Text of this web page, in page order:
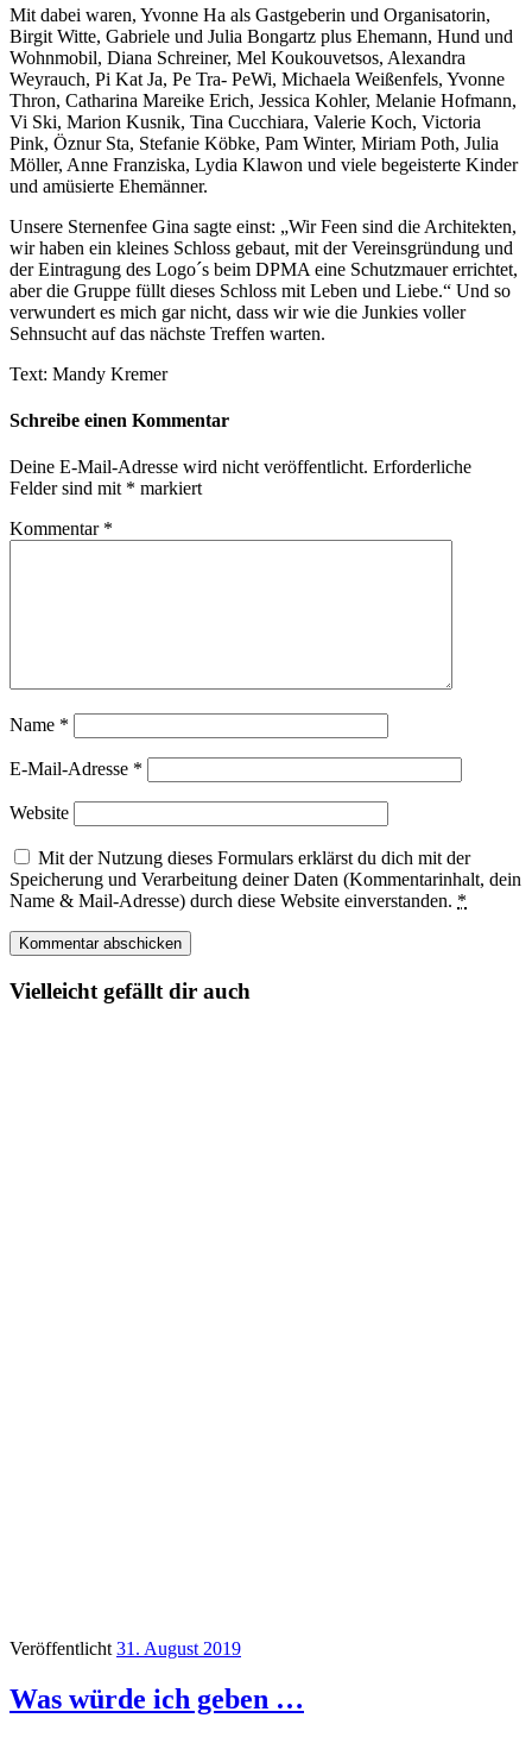
Mit dabei waren, Yvonne Ha als Gastgeberin und Organisatorin,
Birgit Witte, Gabriele und Julia Bongartz plus Ehemann, Hund und
Wohnmobil, Diana Schreiner, Mel Koukouvetsos, Alexandra
Weyrauch, Pi Kat Ja, Pe Tra- PeWi, Michaela Weißenfels, Yvonne
Thron, Catharina Mareike Erich, Jessica Kohler, Melanie Hofmann,
Vi Ski, Marion Kusnik, Tina Cucchiara, Valerie Koch, Victoria
Pink, Öznur Sta, Stefanie Köbke, Pam Winter, Miriam Poth, Julia
Möller, Anne Franziska, Lydia Klawon und viele begeisterte Kinder
und amüsierte Ehemänner.
Unsere Sternenfee Gina sagte einst: „Wir Feen sind die Architekten,
wir haben ein kleines Schloss gebaut, mit der Vereinsgründung und
der Eintragung des Logo´s beim DPMA eine Schutzmauer errichtet,
aber die Gruppe füllt dieses Schloss mit Leben und Liebe.“ Und so
verwundert es mich gar nicht, dass wir wie die Junkies voller
Sehnsucht auf das nächste Treffen warten.
Text: Mandy Kremer
Schreibe einen Kommentar
Deine E-Mail-Adresse wird nicht veröffentlicht. Erforderliche
Felder sind mit * markiert
Kommentar *
Name *
E-Mail-Adresse *
Website
Mit der Nutzung dieses Formulars erklärst du dich mit der
Speicherung und Verarbeitung deiner Daten (Kommentarinhalt, dein
Name & Mail-Adresse) durch diese Website einverstanden. *
Vielleicht gefällt dir auch
Veröffentlicht 31. August 2019
Was würde ich geben …